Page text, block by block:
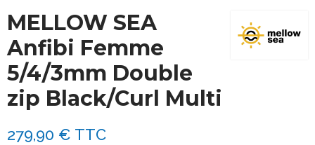
MELLOW SEA
Anfibi Femme
5/4/3mm Double
zip Black/Curl Multi
279,90 € TTC